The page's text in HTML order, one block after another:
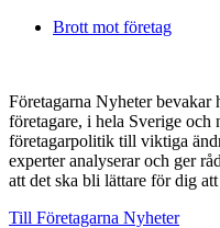
Brott mot företag
Företagarna Nyheter bevakar
företagare, i hela Sverige
företagarpolitik till viktiga
experter analyserar och ger
att det ska bli lättare för dig
Till Företagarna Nyheter